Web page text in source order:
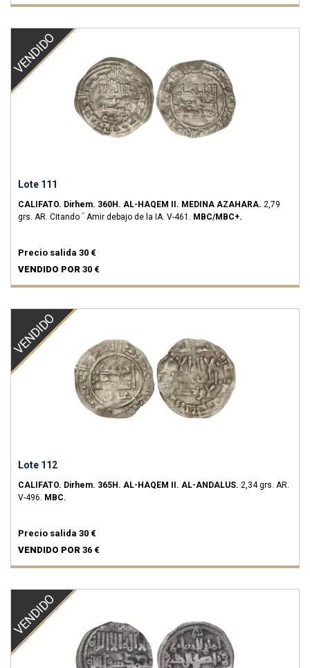
VENDIDO
Lote 111
CALIFATO. Dirhem. 360H. AL-HAQEM II. MEDINA AZAHARA. 2,79
grs. AR. Citando ´ Amir debajo de la IA. V-461. MBC/MBC+.
Precio salida 30 €
VENDIDO POR 30 €
VENDIDO
Lote 112
CALIFATO. Dirhem. 365H. AL-HAQEM II. AL-ANDALUS. 2,34 grs. AR.
V-496. MBC.
Precio salida 30 €
VENDIDO POR 36 €
VENDIDO